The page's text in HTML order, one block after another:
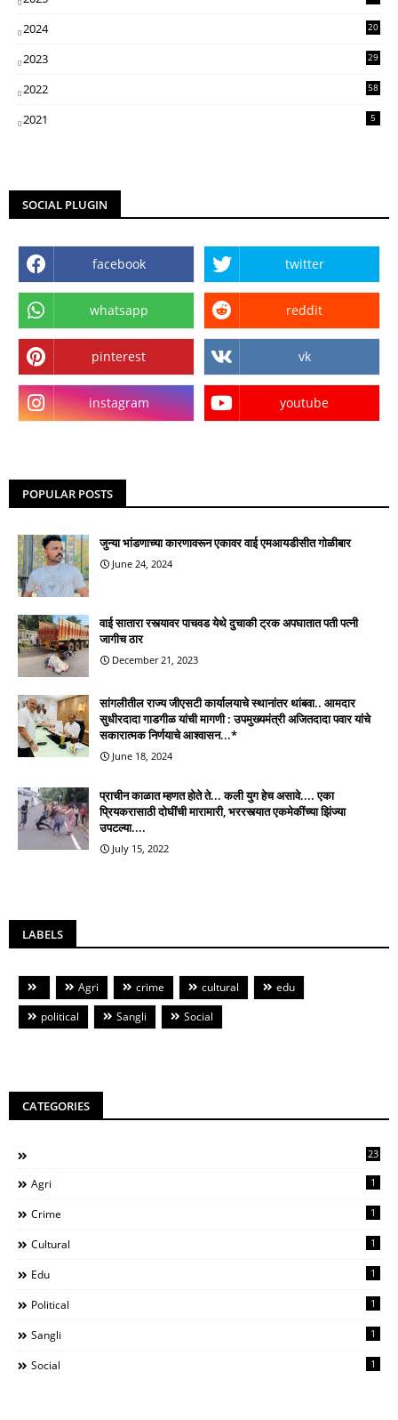
2024
20
2023
29
2022
58
2021 5
SOCIAL PLUGIN
facebook twitter
whatsapp reddit
pinterest vk
instagram youtube
POPULAR POSTS
जुन्या भांडणाच्या कारणावरून एकावर वाई एमआयडीसीत गोळीबार
June 24, 2024
वाई सातारा रस्त्यावर पाचवड येथे दुचाकी ट्रक अपघातात पती पत्नी
जागीच ठार
December 21, 2023
सांगलीतील राज्य जीएसटी कार्यालयाचे स्थानांतर थांबवा.. आमदार
सुधीरदादा गाडगीळ यांची मागणी : उपमुख्यमंत्री अजितदादा पवार यांचे
सकारात्मक निर्णयाचे आश्वासन...*
June 18, 2024
प्राचीन काळात म्हणत होते ते... कली युग हेच असावे.... एका
प्रियकरासाठी दोघींची मारामारी, भररस्त्यात एकमेकींच्या झिंज्या
उपटल्या....
July 15, 2022
LABELS
Agri crime cultural
edu
political
Sangli Social
CATEGORIES
23
Agri 1
Crime 1
Cultural 1
Edu 1
Political 1
Sangli 1
Social 1